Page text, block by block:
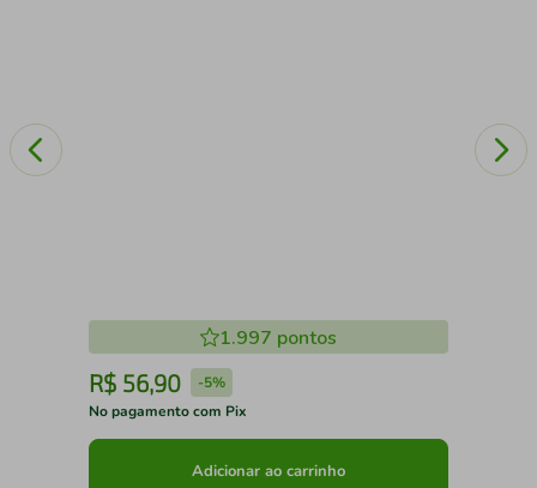
1.997 pontos
R$ 56,90 -5%
No pagamento com Pix
Adicionar ao carrinho